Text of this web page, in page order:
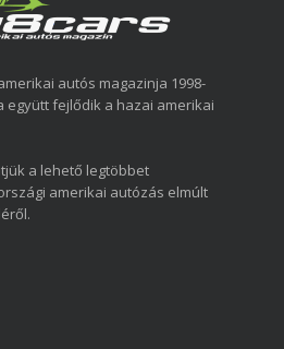
autós magazinja 1998-
együtt fejlődik a hazai amerikai
a lehető legtöbbet
amerikai autózás elmúlt